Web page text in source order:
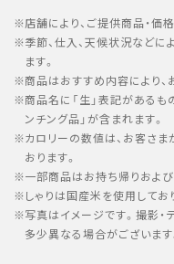
店舗により、ご提供商品・価
季節、仕入、天候状況など
ます。
商品はおすすめ内容により、
商品名に「生」表記があるも
ンチング品」が含まれます。
カロリーの数値は、お客さ
おります。
一部商品はお持ち帰りおよ
しゃりは国産米を使用してお
写真はイメージです。撮影・
多少異なる場合がございます